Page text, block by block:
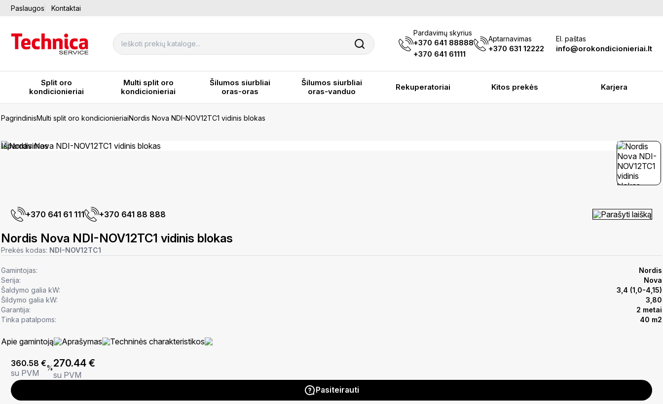
Paslaugos Kontaktai
Pardavimų skyrius
+370 641 88888
+370 641 61111
Aptarnavimas
+370 631 12222
El. paštas
info@orokondicionieriai.lt
Split oro
kondicionieriai
Multi split oro
kondicionieriai
Šilumos siurbliai
oras-oras
Šilumos siurbliai
oras-vanduo
Rekuperatoriai Kitos prekės Karjera
PagrindinisMulti split oro kondicionieriaiNordis Nova NDI-NOV12TC1 vidinis blokas
Išpardavimas
+370 641 61 111 +370 641 88 888 Parašyti laišką
Nordis Nova NDI-NOV12TC1 vidinis blokas
Prekės kodas: NDI-NOV12TC1
Gamintojas:
Nordis
Serija:
Nova
Šaldymo galia kW:
3,4 (1,0-4,15)
Šildymo galia kW:
3,80
Garantija:
2 metai
Tinka patalpoms:
40 m2
Apie gamintoją Aprašymas Techninės charakteristikos
360.58 €
su PVM
%270.44 €
su PVM
Pasiteirauti